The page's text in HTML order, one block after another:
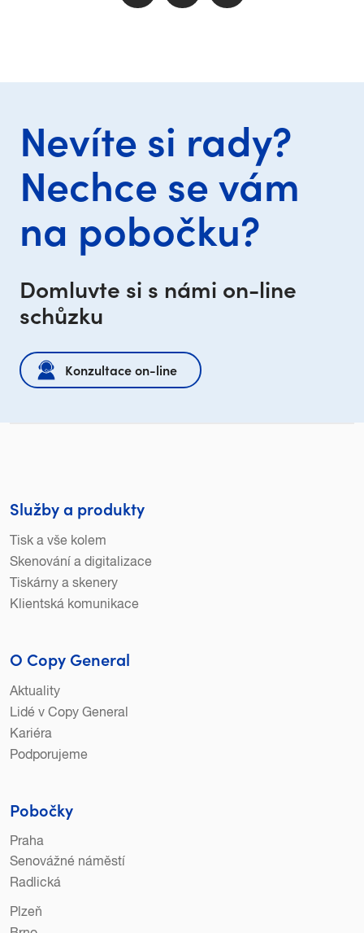
Nevíte si rady?
Nechce se vám
na pobočku?
Domluvte si s námi on-line
schůzku
Konzultace on-line
Služby a produkty
Tisk a vše kolem
Skenování a digitalizace
Tiskárny a skenery
Klientská komunikace
O Copy General
Aktuality
Lidé v Copy General
Kariéra
Podporujeme
Pobočky
Praha
Senovážné náměstí
Radlická
Plzeň